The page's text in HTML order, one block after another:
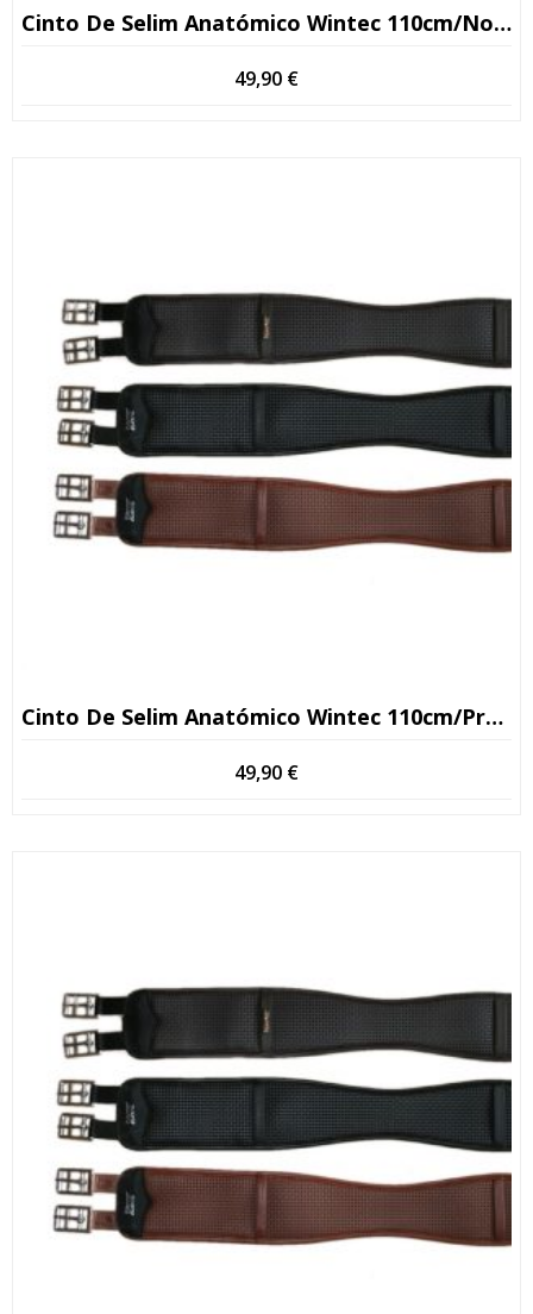
Cinto De Selim Anatómico Wintec 110cm/novo Bronzeado
49,90 €
Cinto De Selim Anatómico Wintec 110cm/preto
49,90 €